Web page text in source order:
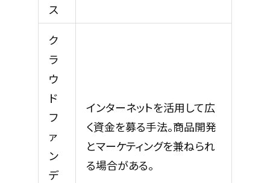
ス
ク
ラ
ウ
ド
フ
ァ
ン
デ
インターネットを活用して広
く資金を募る手法。商品開発
とマーケティングを兼ねられ
る場合がある。